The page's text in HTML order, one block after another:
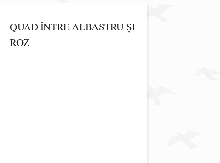
QUAD ÎNTRE ALBASTRU ȘI
ROZ